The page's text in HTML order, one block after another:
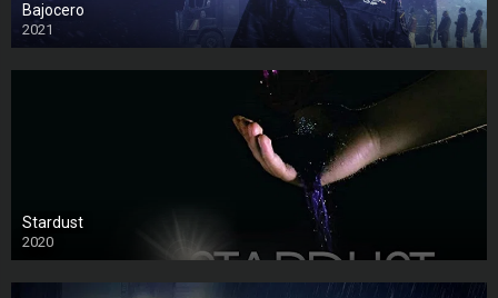
Bajocero
2021
Stardust
2020